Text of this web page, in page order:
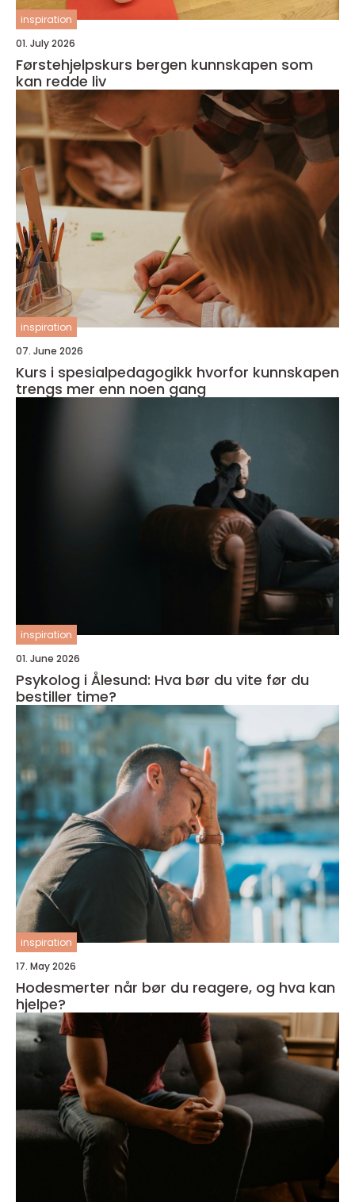
inspiration
01. July 2026
Førstehjelpskurs bergen kunnskapen som
kan redde liv
inspiration
07. June 2026
Kurs i spesialpedagogikk hvorfor kunnskapen
trengs mer enn noen gang
inspiration
01. June 2026
Psykolog i Ålesund: Hva bør du vite før du
bestiller time?
inspiration
17. May 2026
Hodesmerter når bør du reagere, og hva kan
hjelpe?